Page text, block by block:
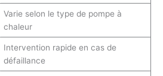
Varie selon le type de pompe à
chaleur
Intervention rapide en cas de
défaillance